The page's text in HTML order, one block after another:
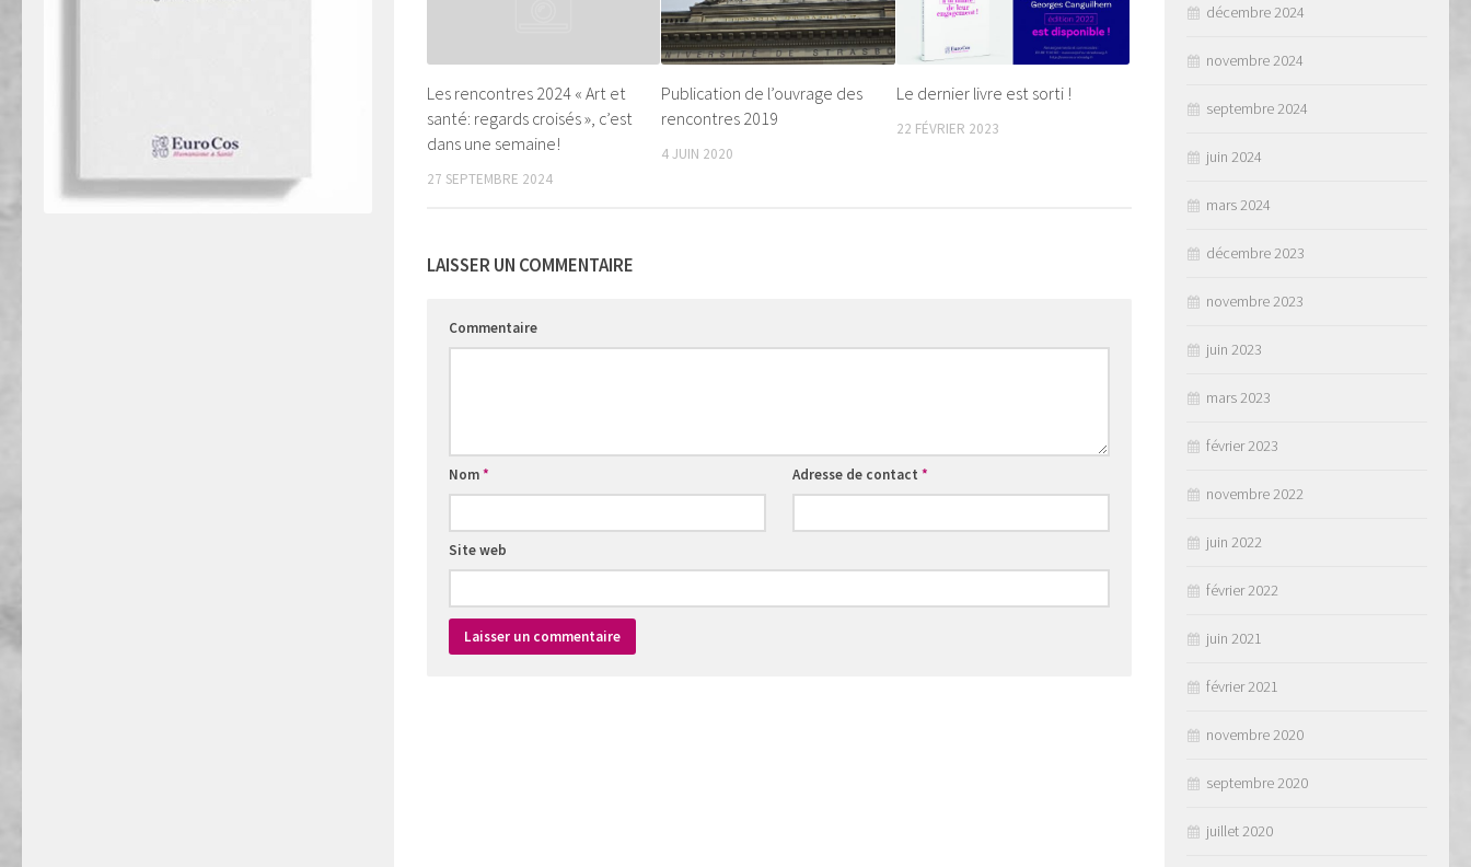
Les rencontres 2024 « Art et
santé: regards croisés », c’est
dans une semaine!
27 SEPTEMBRE 2024
Publication de l’ouvrage des
rencontres 2019
4 JUIN 2020
Le dernier livre est sorti !
22 FÉVRIER 2023
LAISSER UN COMMENTAIRE
Commentaire
Nom* Adresse de contact*
Site web
décembre 2024
novembre 2024
septembre 2024
juin 2024
mars 2024
décembre 2023
novembre 2023
juin 2023
mars 2023
février 2023
novembre 2022
juin 2022
février 2022
juin 2021
février 2021
novembre 2020
septembre 2020
juillet 2020